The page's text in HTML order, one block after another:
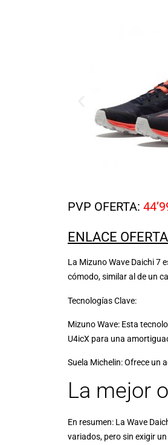
PVP OFERTA:
ENLACE
La Mizuno Wave Daichi 7
cómodo, similar al de un
Tecnologías Clave:
Mizuno Wave: Esta
U4icX para una
Suela Michelin: Ofrece un
La mejor
En resumen: La Wave
variados, pero sin exigir